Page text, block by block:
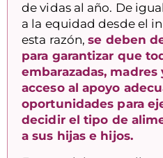
de vidas al año. De
a la equidad desde el
esta razón,se deben
para garantizar que
embarazadas,
acceso al apoyo
oportunidades para
decidir el tipo de
a sus hijas e hijos.